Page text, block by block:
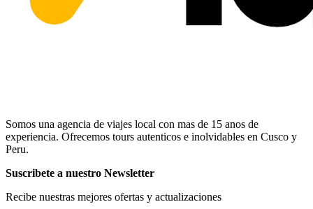
Somos una agencia de viajes local con mas de 15 anos de
experiencia. Ofrecemos tours autenticos e inolvidables en Cusco y
Peru.
Suscribete a nuestro Newsletter
Recibe nuestras mejores ofertas y actualizaciones